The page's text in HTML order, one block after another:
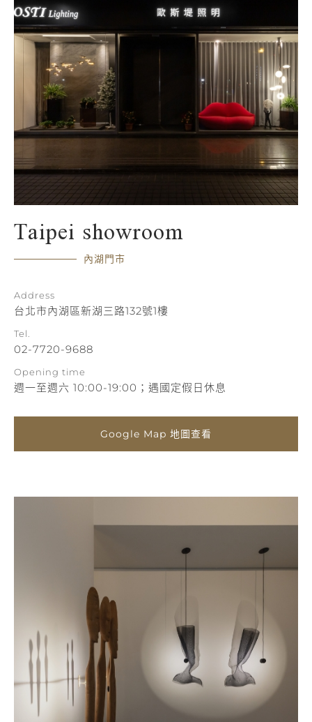
Taipei showroom
內湖門市
Address
台北市內湖區新湖三路132號1樓
Tel.
02-7720-9688
Opening time
週一至週六 10:00-19:00；遇國定假日休息
Google Map 地圖查看